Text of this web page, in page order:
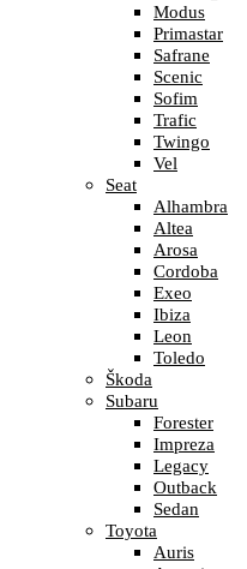
Modus
Primastar
Safrane
Scenic
Sofim
Trafic
Twingo
Vel
Seat
Alhambra
Altea
Arosa
Cordoba
Exeo
Ibiza
Leon
Toledo
Škoda
Subaru
Forester
Impreza
Legacy
Outback
Sedan
Toyota
Auris